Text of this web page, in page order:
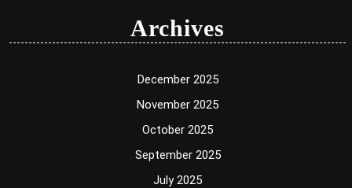
Archives
December 2025
November 2025
October 2025
September 2025
July 2025